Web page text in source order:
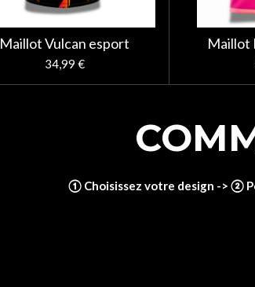
Maillot Vulcan esport
34,99 €
Maillot
① Choisissez votre design -> ②